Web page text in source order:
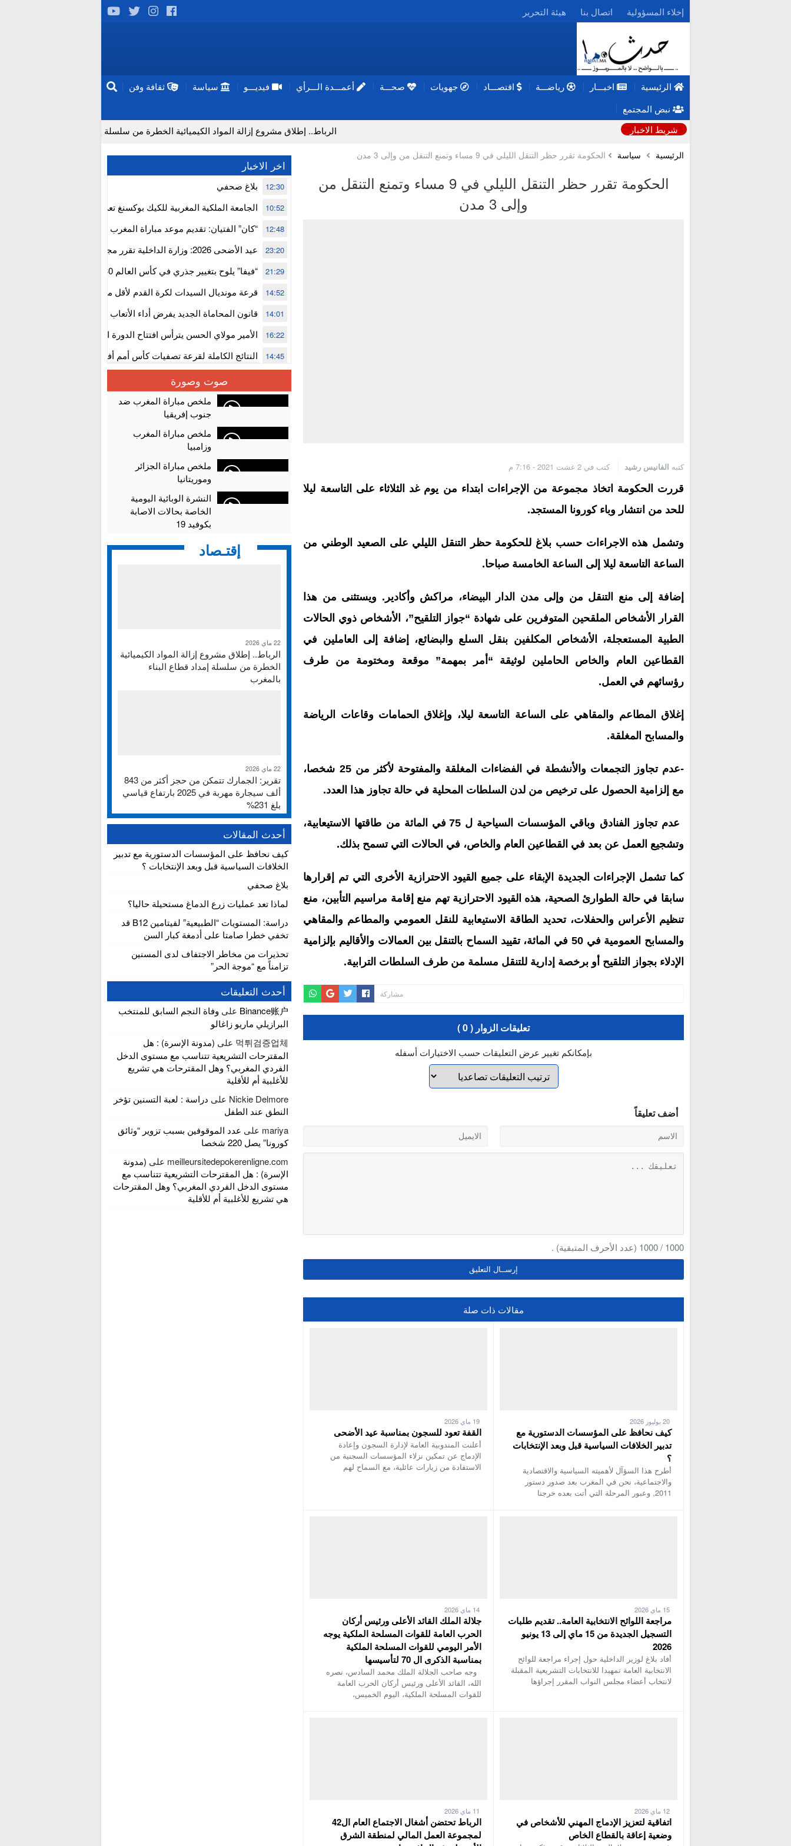
إخلاء المسؤولية اتصال بنا هيئة التحرير
الرئيسية اخبـــار رياضـــة اقتصـــاد جهويات صحـــة أعمـــدة الـــرأي فيديـــو سياسة
ثقافة وفن
نبض المجتمع
شريط الاخبار
الرباط.. إطلاق مشروع إزالة المواد الكيميائية الخطرة من سلسلة إمداد قطاع البناء بالمغرب
الرئيسية سياسة الحكومة تقرر حظر التنقل الليلي في 9 مساء وتمنع التنقل من وإلى 3 مدن
الحكومة تقرر حظر التنقل الليلي في 9 مساء وتمنع التنقل من
وإلى 3 مدن
كتبه الفانيس رشيد كتب في 2 غشت 2021 - 7:16 م
قررت الحكومة اتخاذ مجموعة من الإجراءات ابتداء من يوم غد الثلاثاء على التاسعة ليلا
للحد من انتشار وباء كورونا المستجد.
وتشمل هذه الاجراءات حسب بلاغ للحكومة حظر التنقل الليلي على الصعيد الوطني من
الساعة التاسعة ليلا إلى الساعة الخامسة صباحا.
إضافة إلى منع التنقل من وإلى مدن الدار البيضاء، مراكش وأكادير. ويستثنى من هذا
القرار الأشخاص الملقحين المتوفرين على شهادة “جواز التلقيح”، الأشخاص ذوي الحالات
الطبية المستعجلة، الأشخاص المكلفين بنقل السلع والبضائع، إضافة إلى العاملين في
القطاعين العام والخاص الحاملين لوثيقة “أمر بمهمة” موقعة ومختومة من طرف
رؤسائهم في العمل.
إغلاق المطاعم والمقاهي على الساعة التاسعة ليلا، وإغلاق الحمامات وقاعات الرياضة
والمسابح المغلقة.
-عدم تجاوز التجمعات والأنشطة في الفضاءات المغلقة والمفتوحة لأكثر من 25 شخصا،
مع إلزامية الحصول على ترخيص من لدن السلطات المحلية في حالة تجاوز هذا العدد.
عدم تجاوز الفنادق وباقي المؤسسات السياحية ل 75 في المائة من طاقتها الاستيعابية،
وتشجيع العمل عن بعد في القطاعين العام والخاص، في الحالات التي تسمح بذلك.
كما تشمل الإجراءات الجديدة الإبقاء على جميع القيود الاحترازية الأخرى التي تم إقرارها
سابقا في حالة الطوارئ الصحية، هذه القيود الاحترازية تهم منع إقامة مراسيم التأبين، منع
تنظيم الأعراس والحفلات، تحديد الطاقة الاستيعابية للنقل العمومي والمطاعم والمقاهي
والمسابح العمومية في 50 في المائة، تقييد السماح بالتنقل بين العمالات والأقاليم بإلزامية
الإدلاء بجواز التلقيح أو برخصة إدارية للتنقل مسلمة من طرف السلطات الترابية.
مشاركة
تعليقات الزوار ( 0 )
بإمكانكم تغيير عرض التعليقات حسب الاختيارات أسفله
أضف تعليقاً
1000
/
1000 (عدد الأحرف المتبقية) .
مقالات ذات صلة
كيف نحافظ على المؤسسات الدستورية مع
تدبير الخلافات السياسية قبل وبعد الإنتخابات
؟
أطرح هذا السؤآل لأهميته السياسية والاقتصادية
والاجتماعية، نحن في المغرب بعد صدور دستور
2011, وعبور المرحلة التي أتت بعده خرجنا
القفة تعود للسجون بمناسبة عيد الأضحى
أعلنت المندوبية العامة لإدارة السجون وإعادة
الإدماج عن تمكين نزلاء المؤسسات السجنية من
الاستفادة من زيارات عائلية، مع السماح لهم
مراجعة اللوائح الانتخابية العامة.. تقديم طلبات
التسجيل الجديدة من 15 ماي إلى 13 يونيو
2026
أفاد بلاغ لوزير الداخلية حول إجراء مراجعة للوائح
الانتخابية العامة تمهيدا للانتخابات التشريعية المقبلة
لانتخاب أعضاء مجلس النواب المقرر إجراؤها
جلالة الملك القائد الأعلى ورئيس أركان
الحرب العامة للقوات المسلحة الملكية يوجه
الأمر اليومي للقوات المسلحة الملكية
بمناسبة الذكرى ال 70 لتأسيسها
وجه صاحب الجلالة الملك محمد السادس، نصره
الله، القائد الأعلى ورئيس أركان الحرب العامة
للقوات المسلحة الملكية، اليوم الخميس،
اتفاقية لتعزيز الإدماج المهني للأشخاص في
وضعية إعاقة بالقطاع الخاص
الرباط تحتضن أشغال الاجتماع العام ال42
لمجموعة العمل المالي لمنطقة الشرق
اخر الاخبار
بلاغ صحفي 12:30
الجامعة الملكية المغربية للكيك بوكسنغ تعرب عن ارتياحها للتجاوب
للمجلس الأعلى للحسابات
10:52
“كان” الفتيان: تقديم موعد مباراة المغرب والكاميرون بسبب نهائي
إفريقيا
12:48
عيد الأضحى 2026: وزارة الداخلية تقرر مجانية ولوج أسواق الماشية
استنفار” لتنظيمها
23:20
“فيفا” يلوح بتغيير جذري في كأس العالم 2030 21:29
المستوى الأول
14:52
قانون المحاماة الجديد يفرض أداء الأتعاب التي تفوق 10 آلاف درهم بالشيك 14:01
الأمير مولاي الحسن يترأس افتتاح الدورة الثالثة من معرض المغرب
الألعاب الإلكترونية
16:22
النتائج الكاملة لقرعة تصفيات كأس أمم أفريقيا 2027 14:45
سلا.. توقيف ثلاثة مروجين وحجز أكثر من 4300 قرص مخدر وكوكايين وإكستازي
أقراص مهلوسة داخل فضاء للشيشة تستنفر شرطة أكادير 12:48
صوت وصورة
ملخص مباراة المغرب ضد
جنوب إفريقيا
ملخص مباراة المغرب
وزامبيا
ملخص مباراة الجزائر
وموريتانيا
النشرة الوبائية اليومية
الخاصة بحالات الاصابة
بكوفيد 19
إقتـصاد
22 ماي 2026
الرباط.. إطلاق مشروع إزالة المواد الكيميائية
الخطرة من سلسلة إمداد قطاع البناء
بالمغرب
22 ماي 2026
تقرير: الجمارك تتمكن من حجز أكثر من 843
ألف سيجارة مهربة في 2025 بارتفاع قياسي
بلغ 231%
أحدث المقالات
كيف نحافظ على المؤسسات الدستورية مع تدبير
الخلافات السياسية قبل وبعد الإنتخابات ؟
بلاغ صحفي
لماذا تعد عمليات زرع الدماغ مستحيلة حاليا؟
دراسة: المستويات “الطبيعية” لفيتامين B12 قد
تخفي خطرا صامتا على أدمغة كبار السن
تحذيرات من مخاطر الاجتفاف لدى المسنين
تزامناً مع “موجة الحر”
أحدث التعليقات
Binance账户 على وفاة النجم السابق للمنتخب
البرازيلي ماريو زاغالو
먹튀검증업체 على (مدونة الإسرة) : هل
المقترحات التشريعية تتناسب مع مستوى الدخل
الفردي المغربي؟ وهل المقترحات هي تشريع
للأغلبية أم للأقلية
Nickie Delmore على دراسة : لعبة التسنين تؤخر
النطق عند الطفل
mariya على عدد الموقوفين بسبب تزوير “وثائق
كورونا” يصل 220 شخصا
meilleursitedepokerenligne.com على (مدونة
الإسرة) : هل المقترحات التشريعية تتناسب مع
مستوى الدخل الفردي المغربي؟ وهل المقترحات
هي تشريع للأغلبية أم للأقلية